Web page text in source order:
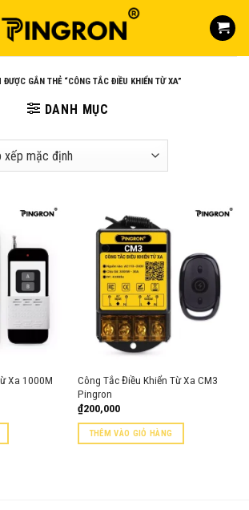
GẮN THẺ “CÔNG TẮC ĐIỀU KHIỂN TỪ XA”
DANH MỤC
Xa 1000M
Công Tắc Điều Khiển Từ Xa CM3
Pingron
₫200,000
THÊM VÀO GIỎ HÀNG